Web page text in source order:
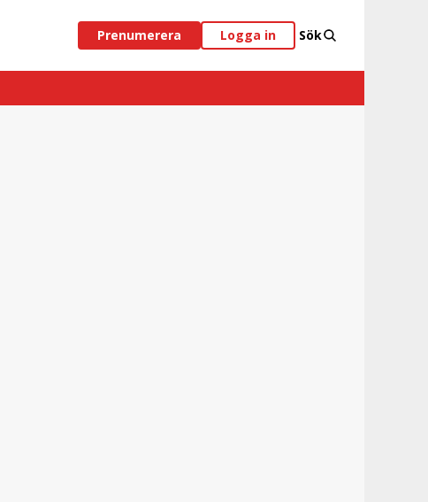
Prenumerera Logga in Sök